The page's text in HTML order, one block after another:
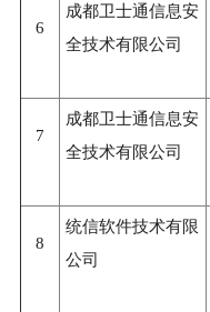
6
成都卫士通信息安
全技术有限公司
7
成都卫士通信息安
全技术有限公司
8
统信软件技术有限
公司